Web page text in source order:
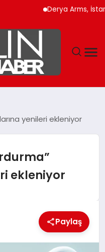
Derya Arms,
yenileri ekleniyor
ekleniyor
Paylaş